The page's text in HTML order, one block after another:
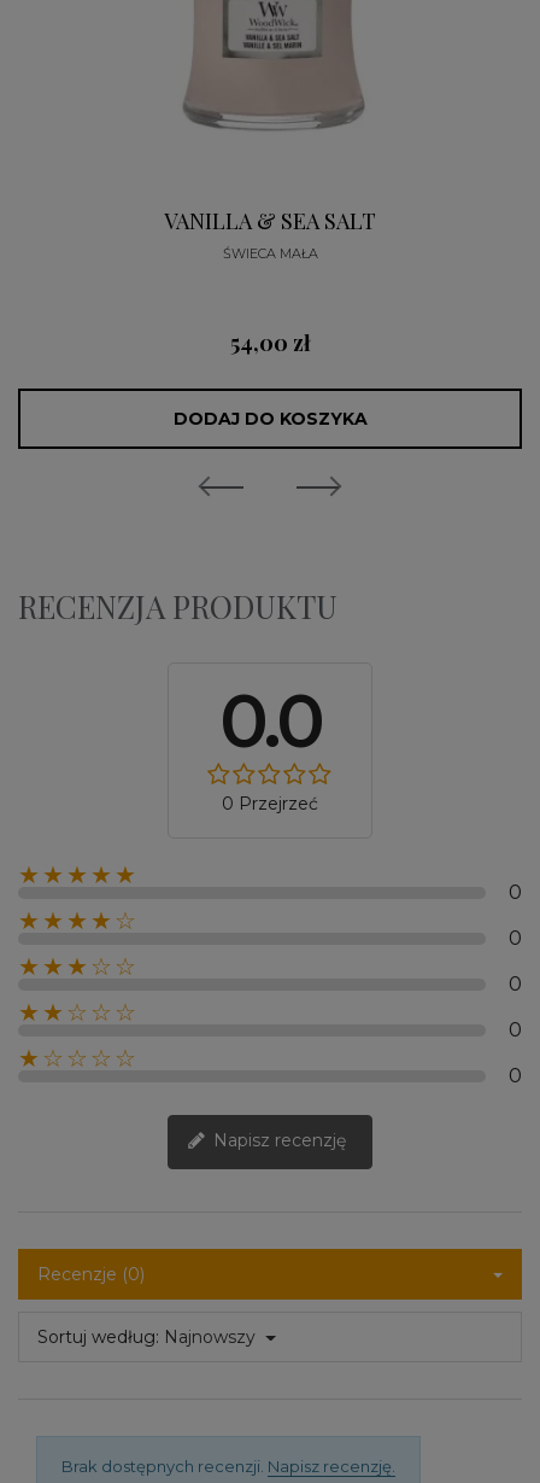
VANILLA & SEA SALT
ŚWIECA MAŁA
54,00 zł
DODAJ DO KOSZYKA
RECENZJA PRODUKTU
0.0
0 Przejrzeć
★★★★★
0
★★★★☆
0
★★★☆☆
0
★★☆☆☆
0
★☆☆☆☆
0
Napisz recenzję
Recenzje (0)
Sortuj według: Najnowszy
Brak dostępnych recenzji. Napisz recenzję.